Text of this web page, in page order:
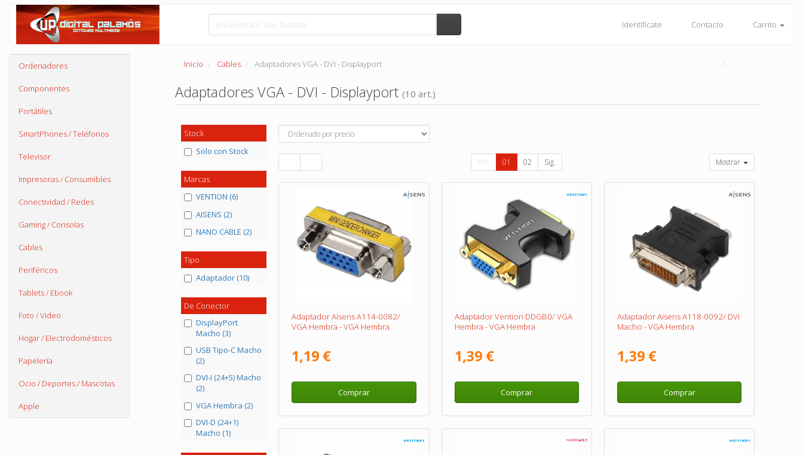
Identifícate Contacto Carrito
Ordenadores
Componentes
Portátiles
SmartPhones / Teléfonos
Televisor
Impresoras / Consumibles
Conectividad / Redes
Gaming / Consolas
Cables
Periféricos
Tablets / Ebook
Foto / Video
Hogar / Electrodomésticos
Papelería
Ocio / Deportes / Mascotas
Apple
Inicio Cables Adaptadores VGA - DVI - Displayport
Adaptadores VGA - DVI - Displayport (10 art.)
Stock
Solo con Stock
Marcas
VENTION (6)
AISENS (2)
NANO CABLE (2)
Tipo
Adaptador (10)
De Conector
DisplayPort
Macho (3)
USB Tipo-C Macho
(2)
DVI-I (24+5) Macho
(2)
VGA Hembra (2)
DVI-D (24+1)
Macho (1)
Ant. 01 02 Sig. Mostrar
Adaptador Aisens A114-0082/
VGA Hembra - VGA Hembra
1,19 €
Comprar
Adaptador Vention DDGB0/ VGA
Hembra - VGA Hembra
1,39 €
Comprar
Adaptador Aisens A118-0092/ DVI
Macho - VGA Hembra
1,39 €
Comprar